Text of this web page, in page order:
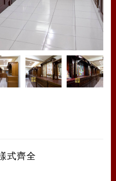
式齊全